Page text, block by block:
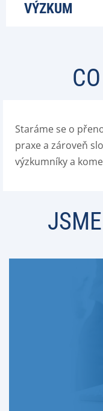
VÝZKUM
Staráme se o
praxe a zároveň
výzkumníky a